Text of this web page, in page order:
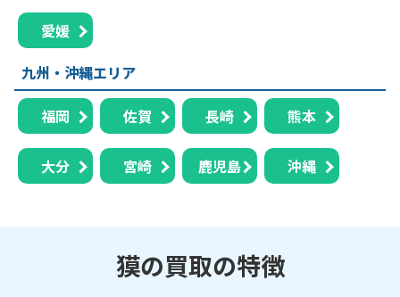
愛媛
九州・沖縄エリア
福岡 佐賀 長崎 熊本
大分 宮崎 鹿児島 沖縄
獏の買取の特徴